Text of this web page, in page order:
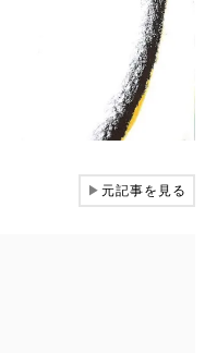
▶元記事を見る